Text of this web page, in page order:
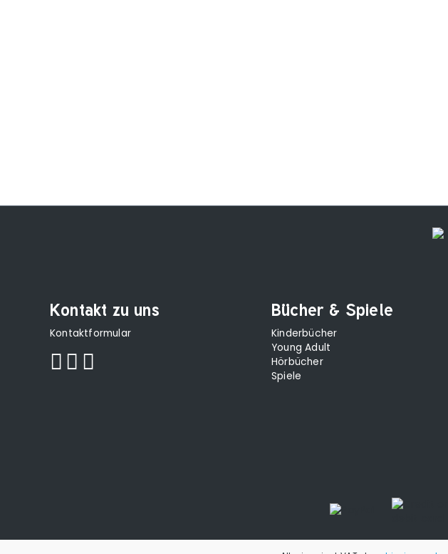
Kontakt zu uns
Kontaktformular
Bücher & Spiele
Kinderbücher
Young Adult
Hörbücher
Spiele